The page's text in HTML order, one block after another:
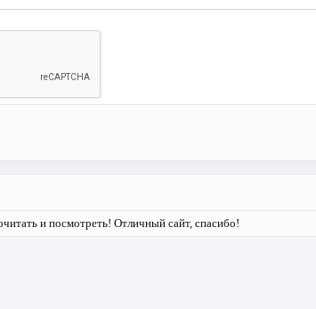
и посмотреть! Отличный сайт, спасибо!